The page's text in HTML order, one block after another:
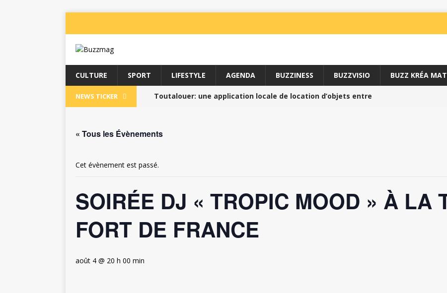
CULTURE SPORT LIFESTYLE AGENDA BUZZINESS BUZZVISIO BUZZ KRÉA
NEWS TICKER Toutalouer: une application locale de location d’objets entre
L’Institut Martiniquais du Sport //
Le T’AI-CHI-CH’UAN un art martial doux de santé // SPORT
« Tous les Évènements
Cet évènement est passé.
SOIRÉE DJ « TROPIC MOOD » À LA
FORT DE FRANCE
août 4 @ 20 h 00 min